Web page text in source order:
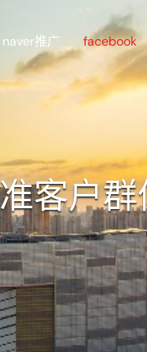
naver推广 facebook
客户群